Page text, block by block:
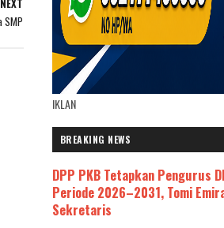
NEXT
SMP
IKLAN
BREAKING NEWS
DPP PKB Tetapkan Pengurus
Periode 2026–2031, Tomi
Sekretaris